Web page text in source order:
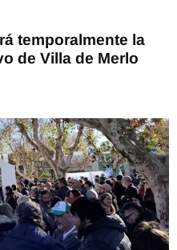
temporalmente la
de Villa de Merlo